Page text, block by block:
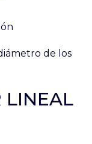
de los
LINEAL